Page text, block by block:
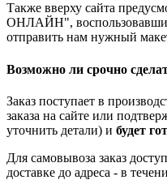
Также вверху сайта
ОНЛАЙН",
отправить нам нужный
Возможно ли срочно
Заказ поступает в
заказа на сайте или
уточнить детали) и будет
Для самовывоза заказ
доставке до адреса - в